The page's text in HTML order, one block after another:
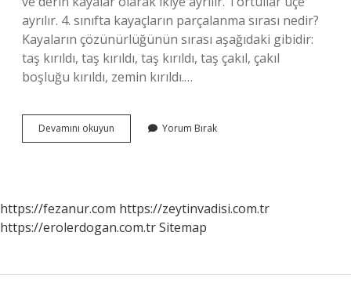
ayrılır. 4. sınıfta kayaçların parçalanma sırası nedir?
Kayaların çözünürlüğünün sırası aşağıdaki gibidir:
taş kırıldı, taş kırıldı, taş kırıldı, taş çakıl, çakıl
boşluğu kırıldı, zemin kırıldı.…
Devamını okuyun Kayaçların
Yapısını
Yorum Bırak
https://fezanur.com https://zeytinvadisi.com.tr
https://erolerdogan.com.trSitemap